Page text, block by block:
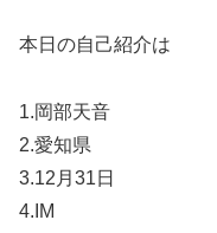
本日の自己紹介は
1.岡部天音
2.愛知県
3.12月31日
4.IM